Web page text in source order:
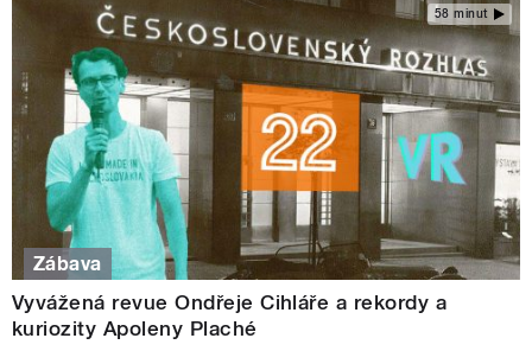
58 minut
Zábava
Vyvážená revue Ondřeje Cihláře a rekordy a
kuriozity Apoleny Plaché